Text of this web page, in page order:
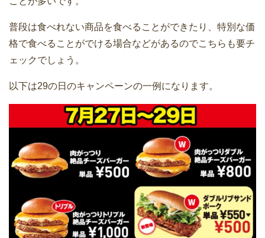
普段は食べれない商品を食べることができたり、特別な価
格で食べることがでける場合などがあるのでこちらも要チ
ェックでしょう。
以下は29の日のキャンペーンの一例になります。